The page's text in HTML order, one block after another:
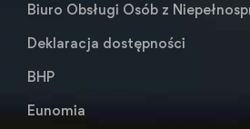
Biuro Obsługi Osób z
Deklaracja dostępności
BHP
Eunomia